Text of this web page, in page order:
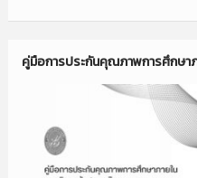
คู่มือการประกันคุณภาพการศึกษา